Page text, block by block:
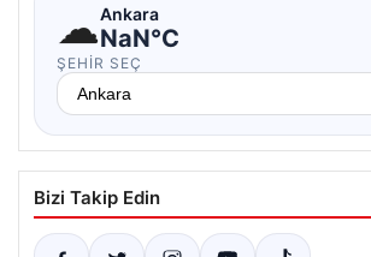
☁Ankara
NaN°C
ŞEHIR SEÇ
Bizi Takip Edin